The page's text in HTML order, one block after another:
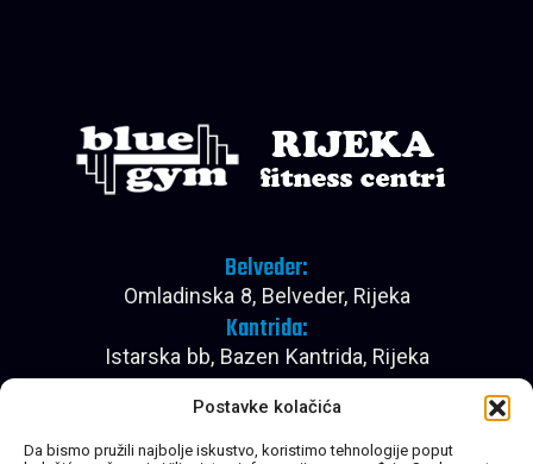
Postavke kolačića
Da bismo pružili najbolje iskustvo, koristimo tehnologije poput
Belveder:
Omladinska 8, Belveder, Rijeka
Kantrida:
Istarska bb, Bazen Kantrida, Rijeka
Pon - Pet:
08:00 - 22:30
Subota: